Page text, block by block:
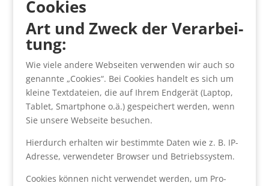
Coo­kies
Art und Zweck der Ver­ar­bei­
tung:
Wie vie­le ande­re Web­sei­ten ver­wen­den wir auch so
genann­te „Coo­kies“. Bei Coo­kies han­delt es sich um
klei­ne Text­da­tei­en, die auf Ihrem End­ge­rät (Lap­top,
Tablet, Smart­phone o.ä.) gespei­chert wer­den, wenn
Sie unse­re Web­sei­te besu­chen.
Hier­durch erhal­ten wir bestimm­te Daten wie z. B. IP-
Adres­se, ver­wen­de­ter Brow­ser und Betriebs­sys­tem.
Coo­kies kön­nen nicht ver­wen­det wer­den, um Pro­